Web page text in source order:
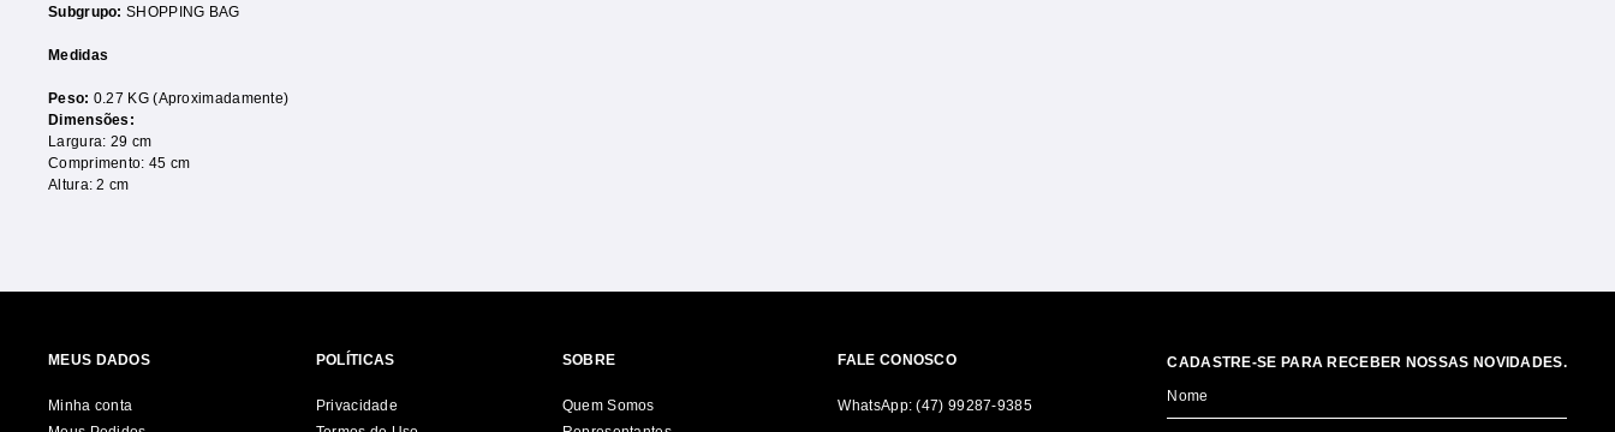
Subgrupo: SHOPPING BAG
Medidas
Peso: 0.27 KG (Aproximadamente)
Dimensões:
Largura: 29 cm
Comprimento: 45 cm
Altura: 2 cm
MEUS DADOS
Minha conta
POLÍTICAS
Privacidade
SOBRE
Quem Somos
FALE CONOSCO
WhatsApp: (47) 99287-9385
CADASTRE-SE PARA RECEBER NOSSAS NOVIDADES.
Nome